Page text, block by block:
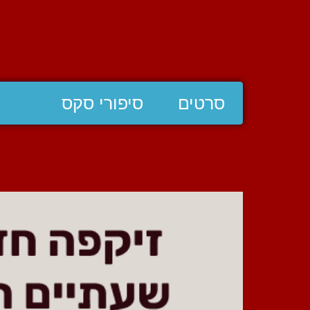
סרטים סיפורי סקס